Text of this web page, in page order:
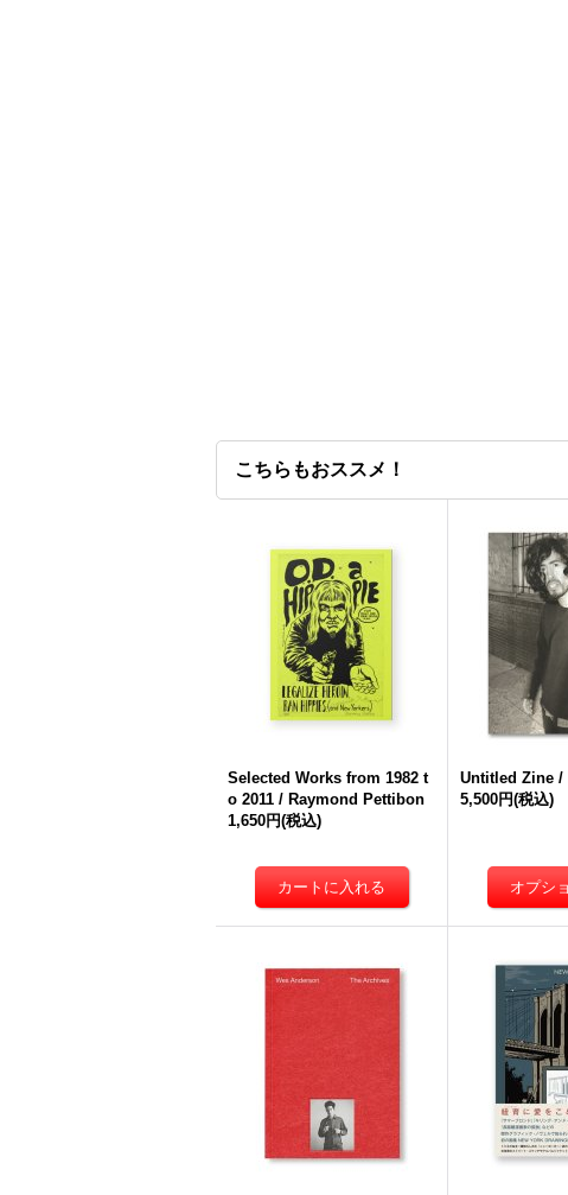
こちらもおススメ！
Selected Works from 1982 t
o 2011 / Raymond Pettibon
1,650円(税込)
Untitled Zine /
5,500円(税込)